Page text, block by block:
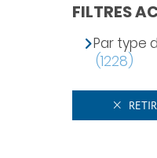
FILTRES
Par type
(1228)